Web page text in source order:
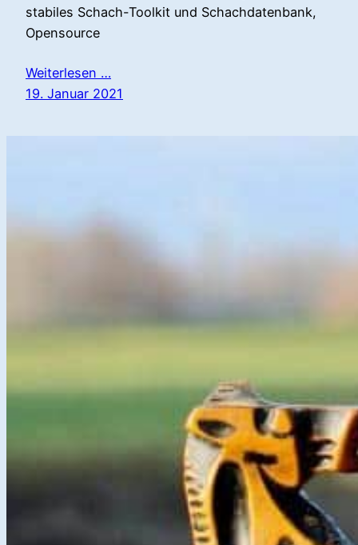
stabiles Schach-Toolkit und Schachdatenbank,
Opensource
Weiterlesen …
19. Januar 2021